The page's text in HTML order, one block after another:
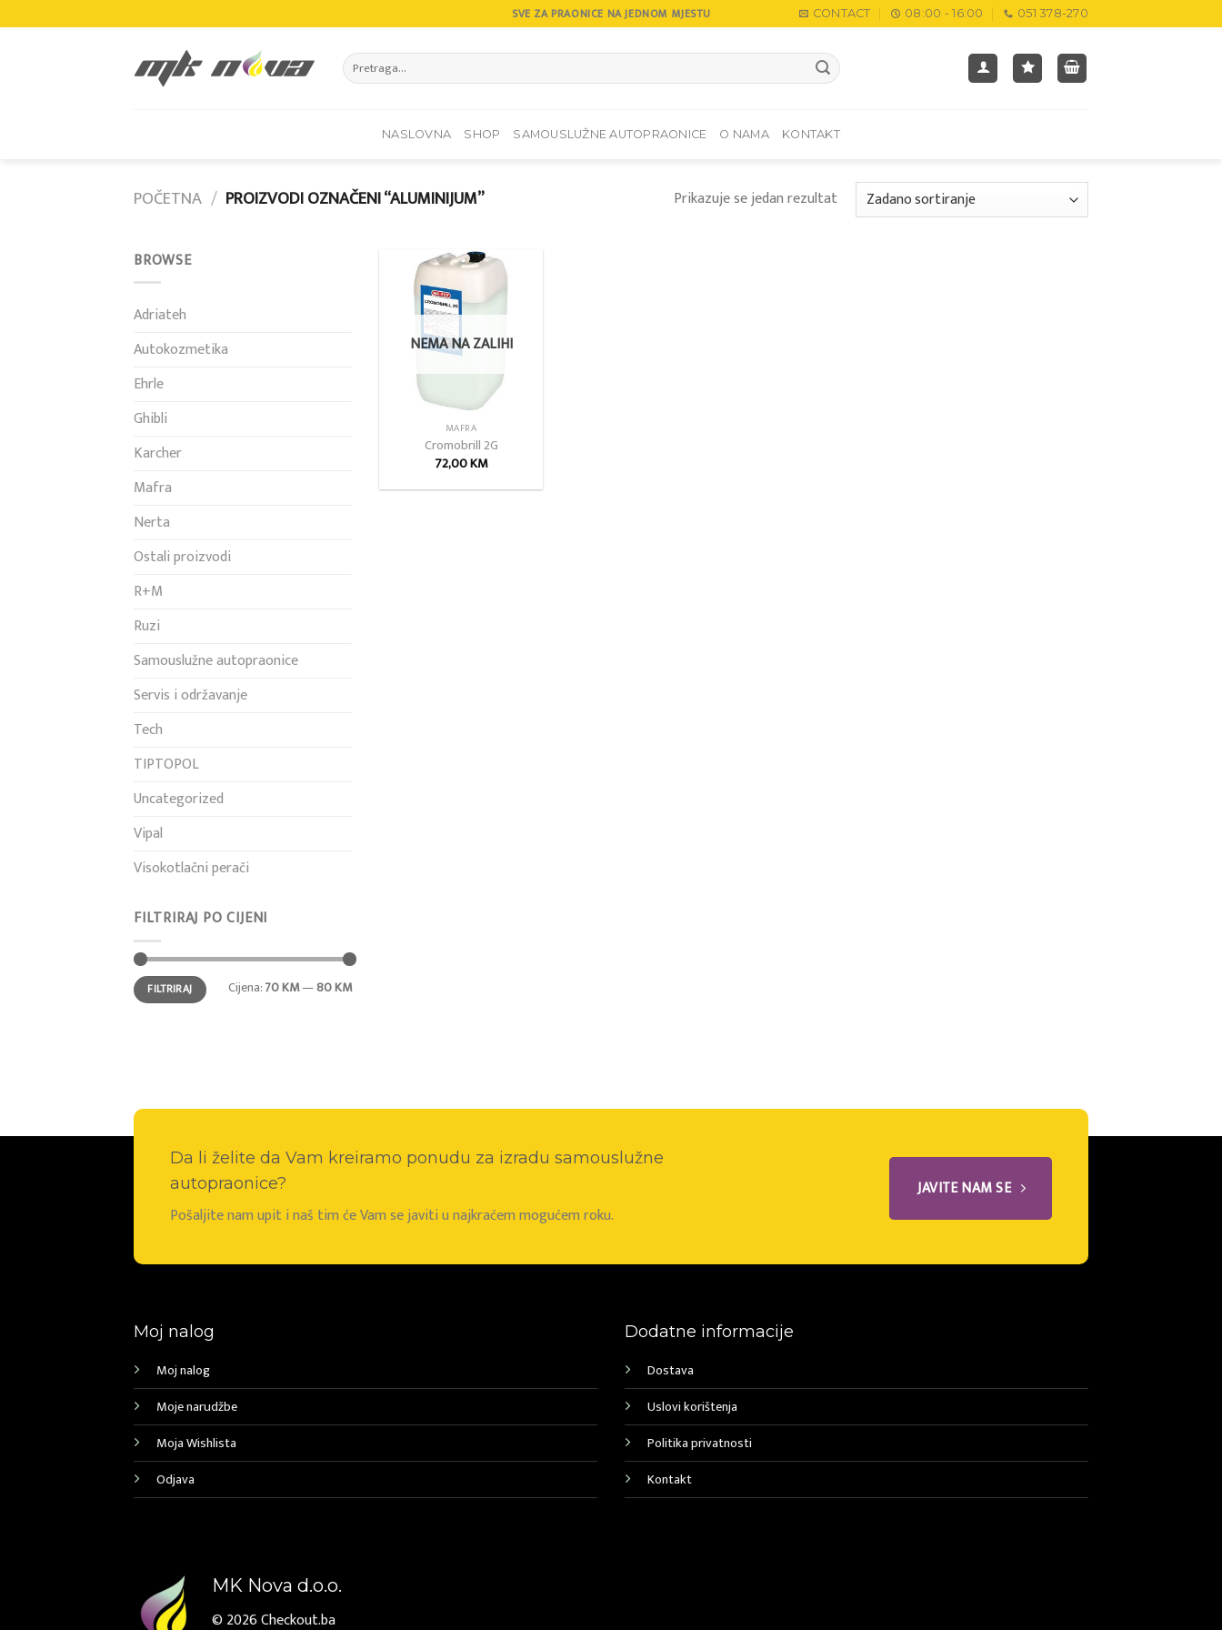
to
SVE ZA PRAONICE NA JEDNOM MJESTU CONTACT 08:00 - 16:00 051 378-270
Pretraži:
NASLOVNA SHOP SAMOUSLUŽNE AUTOPRAONICE O NAMA KONTAKT
POČETNA / PROIZVODI OZNAČENI “ALUMINIJUM” Prikazuje se jedan rezultat
BROWSE
Adriateh
Autokozmetika
Ehrle
Ghibli
Karcher
Mafra
Nerta
Ostali proizvodi
R+M
Ruzi
Samouslužne autopraonice
Servis i održavanje
Tech
TIPTOPOL
Uncategorized
Vipal
Visokotlačni perači
FILTRIRAJ PO CIJENI
Min
cijena
Maks
cijenaFILTRIRAJ Cijena:70 KM—80 KM
wishlist
NEMA NA ZALIHI
MAFRA
Cromobrill 2G
72,00KM
Da li želite da Vam kreiramo ponudu za izradu samouslužne
autopraonice?
Pošaljite nam upit i naš tim će Vam se javiti u najkraćem mogućem roku.
JAVITE NAM SE
Moj nalog
Moj nalog
Moje narudžbe
Moja Wishlista
Odjava
Dodatne informacije
Dostava
Uslovi korištenja
Politika privatnosti
Kontakt
MK Nova d.o.o.
© 2026Checkout.ba